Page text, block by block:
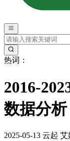
热词：
2016-
数据分析
2025-05-13 云起 艾